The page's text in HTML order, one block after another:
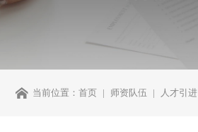
当前位置：首页 师资队伍 人才引进